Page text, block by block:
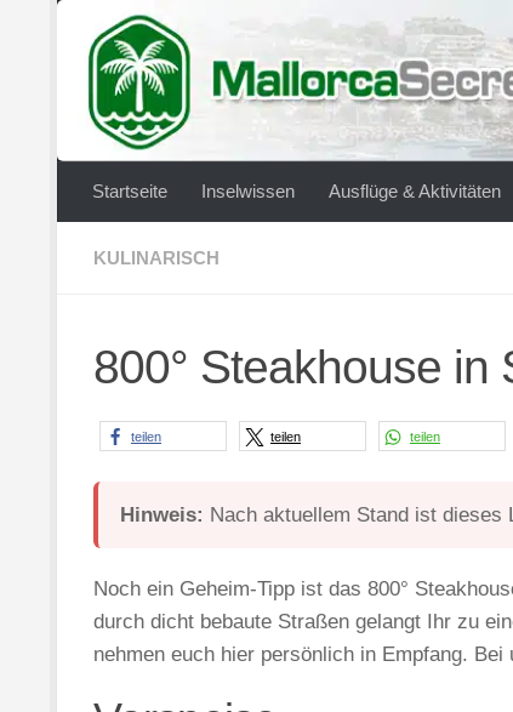
Zum Inhalt springen
Startseite Inselwissen Ausflüge & Aktivitäten
KULINARISCH
800° Steakhouse in
teilen teilen teilen
Hinweis: Nach aktuellem Stand ist dieses
Noch ein Geheim-Tipp ist das 800°
durch dicht bebaute Straßen gelangt Ihr zu
nehmen euch hier persönlich in Empfang.